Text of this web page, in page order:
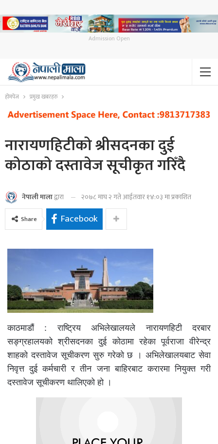
Admission Open
होमपेज प्रमुख खबरहरु
नारायणहिटीको श्रीसदनका दुई
कोठाको दस्तावेज सूचीकृत गरिँदै
नेपाली मालाद्वारा २०७८ माघ २ गते आईतवार १४:०३ मा प्रकाशित
Share Facebook
काठमाडौं : राष्ट्रिय अभिलेखालयले नारायणहिटी दरबार
सङ्ग्रहालयको श्रीसदनका दुई कोठामा रहेका पूर्वराजा वीरेन्द्र
शाहको दस्तावेज सूचीकरण सुरु गरेको छ । अभिलेखालयबाट सेवा
निवृत्त दुई कर्मचारी र तीन जना बाहिरबाट करारमा नियुक्त गरी
दस्तावेज सूचीकरण थालिएको हो ।